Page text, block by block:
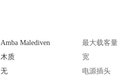
Amba Malediven 最大载客量
木质 宽
无 电源插头